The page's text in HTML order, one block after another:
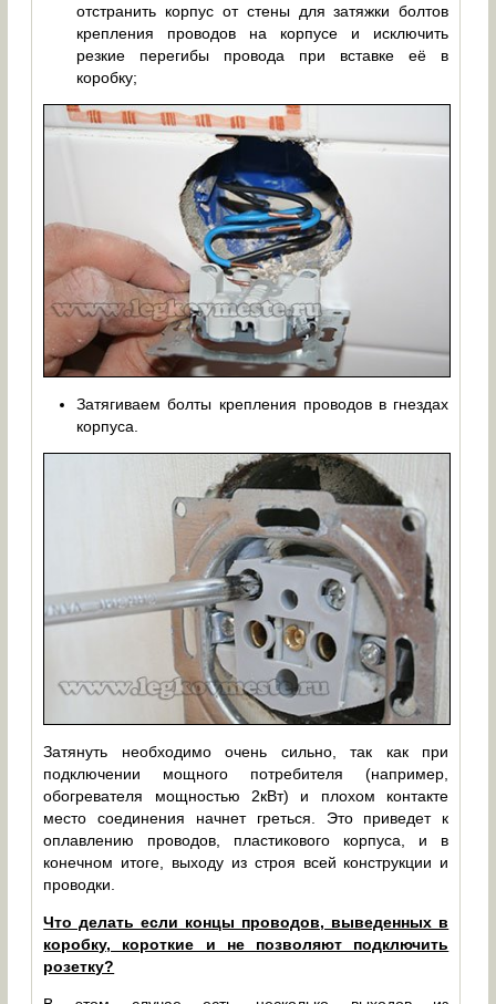
отстранить корпус от стены для затяжки болтов
крепления проводов на корпусе и исключить
резкие перегибы провода при вставке её в
коробку;
Затягиваем болты крепления проводов в гнездах
корпуса.
Затянуть необходимо очень сильно, так как при
подключении мощного потребителя (например,
обогревателя мощностью 2кВт) и плохом контакте
место соединения начнет греться. Это приведет к
оплавлению проводов, пластикового корпуса, и в
конечном итоге, выходу из строя всей конструкции и
проводки.
Что делать если концы проводов, выведенных в
коробку, короткие и не позволяют подключить
розетку?